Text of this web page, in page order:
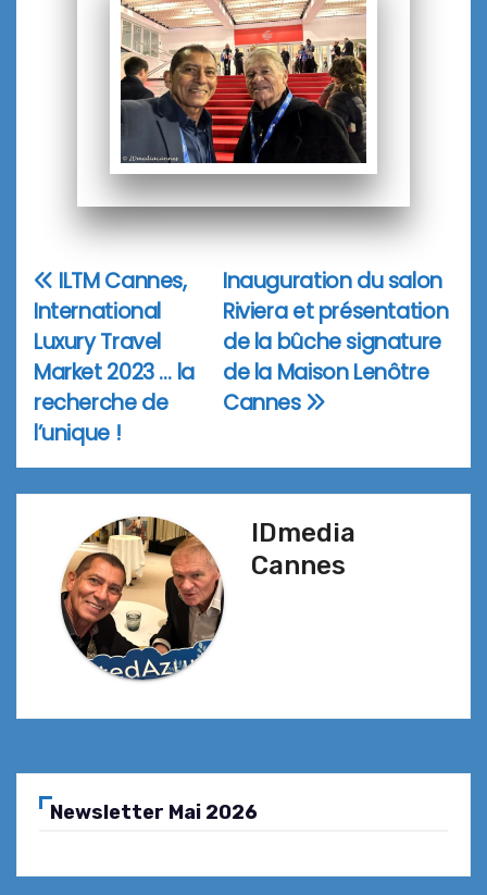
Navigation
de
l’article
Inauguration du salon
Riviera et présentation
de la bûche signature
de la Maison Lenôtre
Cannes
ILTM Cannes,
International
Luxury Travel
Market 2023 … la
recherche de
l’unique !
IDmedia
Cannes
Newsletter Mai 2026